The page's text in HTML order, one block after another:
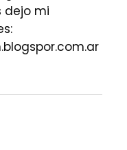
dejo mi